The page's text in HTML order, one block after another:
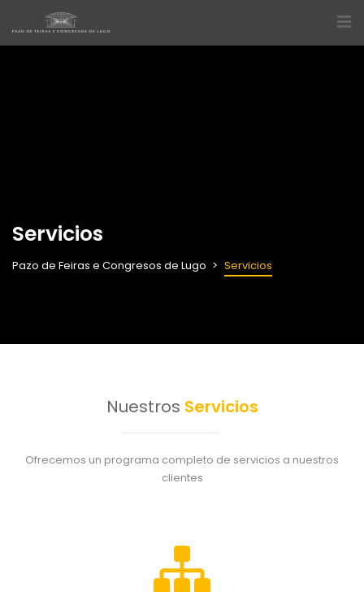
Servicios
Pazo de Feiras e Congresos de Lugo Servicios
Nuestros Servicios
Ofrecemos un programa completo de servicios a nuestros
clientes